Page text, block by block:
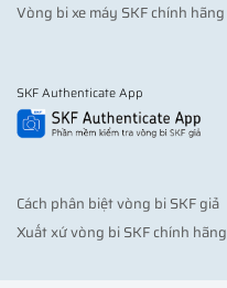
Vòng bi xe máy SKF chính hãng
SKF Authenticate App
Cách phân biệt vòng bi SKF giả
Xuất xứ vòng bi SKF chính hãng